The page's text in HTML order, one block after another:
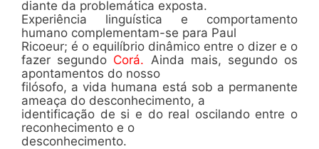
diante da problemática exposta.
Experiência linguística e comportamento
humano complementam-se para Paul
Ricoeur; é o equilíbrio dinâmico entre o dizer e o
fazer segundo Corá. Ainda mais, segundo os
apontamentos do nosso
filósofo, a vida humana está sob a permanente
ameaça do desconhecimento, a
identificação de si e do real oscilando entre o
reconhecimento e o
desconhecimento.